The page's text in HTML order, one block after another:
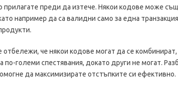
прилагате преди да изтече. Някои кодове може
например да са валидни само за една
отбележи, че някои кодове могат да се комбинират,
по-големи спестявания, докато други не могат.
да максимизирате отстъпките си ефективно.